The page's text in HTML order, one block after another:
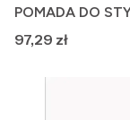
POMADA DO
Cena
97,29 zł